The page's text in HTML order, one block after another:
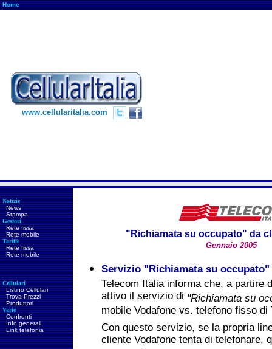
Home
www.cellularitalia.com
Notizie
News
Stampa
Gestori
Rete fissa
Rete mobile
Tariffe
Rete fissa
Rete mobile
Cellulari
Listino Cellulari
Trova Prezzi
Produttori
Varie
Confronti
Info generali
Link telefonia
"Richiamata su occupato" da
Gennaio 2005
Servizio "Richiamata su
Telecom Italia informa che, a partire
attivo il servizio di "Richiamata su
mobile Vodafone vs. telefono fisso di
Con questo servizio, se la propria
cliente Vodafone tenta di telefonare,